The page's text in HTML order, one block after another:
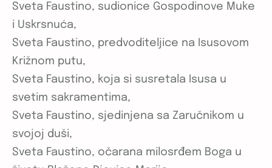
Sveta Faustino, sudionice Gospodinove Muke
i Uskrsnuća,
Sveta Faustino, predvoditeljice na Isusovom
Križnom putu,
Sveta Faustino, koja si susretala Isusa u
svetim sakramentima,
Sveta Faustino, sjedinjena sa Zaručnikom u
svojoj duši,
Sveta Faustino, očarana milosrđem Boga u